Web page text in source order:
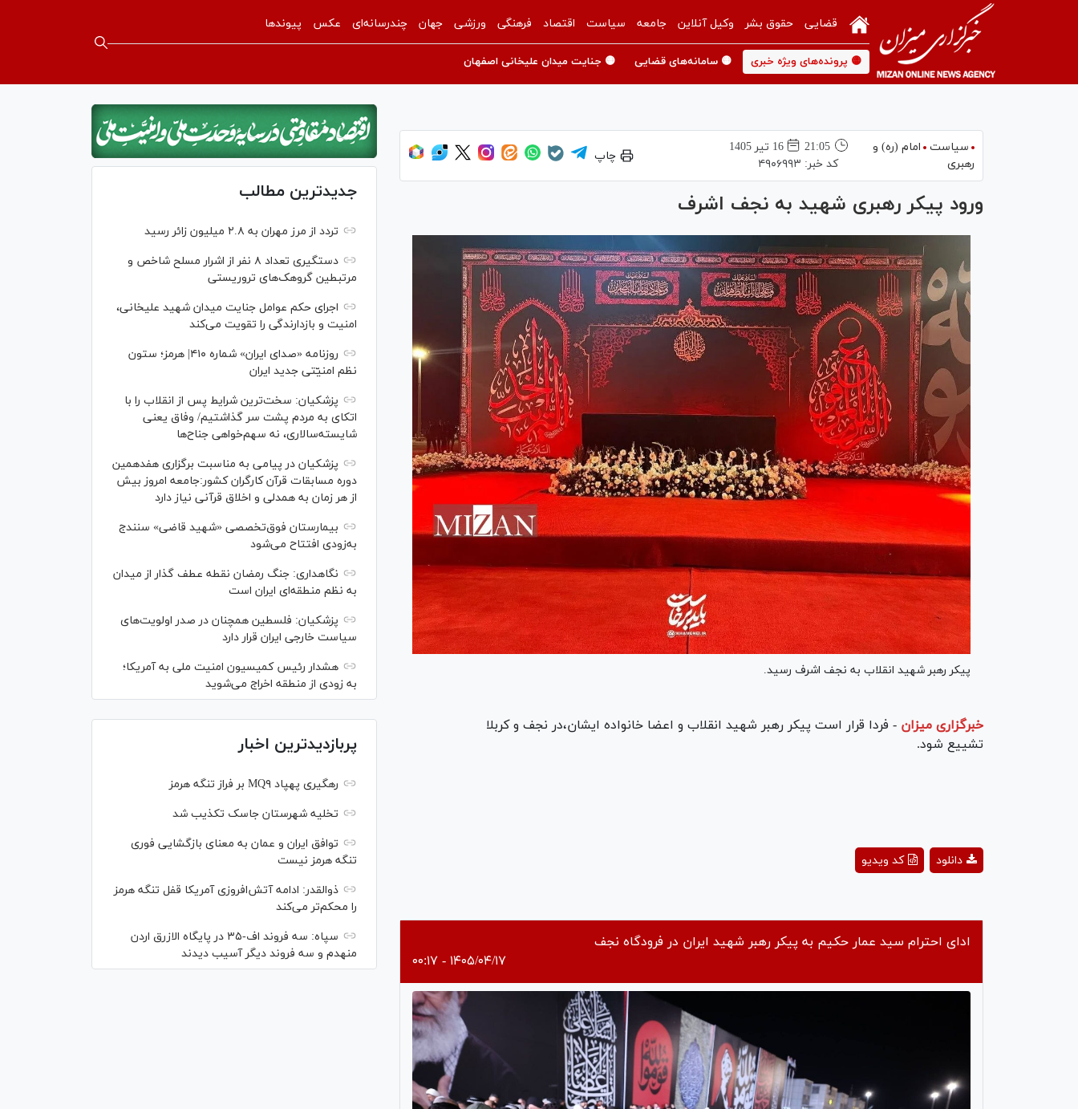
قضایی حقوق بشر وکیل آنلاین جامعه سیاست اقتصاد فرهنگی ورزشی جهان چندرسانه‌ای عکس پیوندها
🟡 پرونده‌های ویژه خبری 🟡 سامانه‌های قضایی 🟡 جنایت میدان علیخانی اصفهان
سیاست
امام (ره) و
رهبری
21:05
16 تير 1405
کد خبر: ۴۹۰۶۹۹۳
چاپ
ورود پیکر رهبری شهید به نجف اشرف
پیکر رهبر شهید انقلاب به نجف اشرف رسید.
خبرگزاری میزان - فردا قرار است پیکر رهبر شهید انقلاب و اعضا خانواده ایشان،در نجف و کربلا
تشییع شود.
کد ویدیو دانلود
ادای احترام سید عمار حکیم به پیکر رهبر شهید ایران در فرودگاه نجف
۱۴۰۵/۰۴/۱۷ - ۰۰:۱۷
جدیدترین مطالب
تردد از مرز مهران به ۲.۸ میلیون زائر رسید
دستگیری تعداد ۸ نفر از اشرار مسلح شاخص و
مرتبطین گروهک‌های تروریستی
اجرای حکم عوامل جنایت میدان شهید علیخانی،
امنیت و بازدارندگی را تقویت می‌کند
روزنامه «صدای ایران» شماره ۴۱۰| هرمز؛ ستون
نظم امنیّتی جدید ایران
پزشکیان: سخت‌ترین شرایط پس از انقلاب را با
اتکای به مردم پشت سر گذاشتیم/ وفاق یعنی
شایسته‌سالاری، نه سهم‌خواهی جناح‌ها
پزشکیان در پیامی به مناسبت برگزاری هفدهمین
دوره مسابقات قرآن کارگران کشور:جامعه امروز بیش
از هر زمان به همدلی و اخلاق قرآنی نیاز دارد
بیمارستان فوق‌تخصصی «شهید قاضی» سنندج
به‌زودی افتتاح می‌شود
نگاهداری: جنگ رمضان نقطه عطف گذار از میدان
به نظم منطقه‌ای ایران است
پزشکیان: فلسطین همچنان در صدر اولویت‌های
سیاست خارجی ایران قرار دارد
هشدار رئیس کمیسیون امنیت ملی به آمریکا؛
به زودی از منطقه اخراج می‌شوید
پربازدیدترین اخبار
رهگیری پهپاد MQ۹ بر فراز تنگه هرمز
تخلیه شهرستان جاسک تکذیب شد
توافق ایران و عمان به معنای بازگشایی فوری
تنگه هرمز نیست
ذوالقدر: ادامه آتش‌افروزی آمریکا قفل تنگه هرمز
را محکم‌تر می‌کند
سپاه: سه فروند اف-۳۵ در پایگاه الازرق اردن
منهدم و سه فروند دیگر آسیب دیدند